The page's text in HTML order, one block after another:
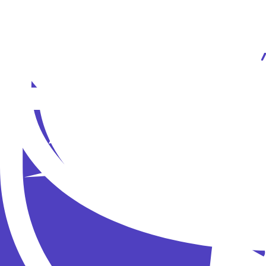
Tenderlybae
Стримерша подошла бы на главную роль в